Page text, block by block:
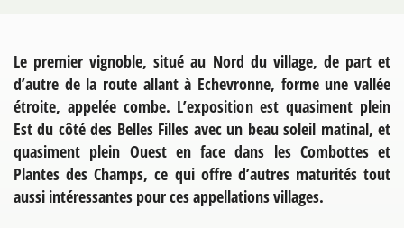
Le premier vignoble, situé au Nord du village, de part et
d’autre de la route allant à Echevronne, forme une vallée
étroite, appelée combe. L’exposition est quasiment plein
Est du côté des Belles Filles avec un beau soleil matinal, et
quasiment plein Ouest en face dans les Combottes et
Plantes des Champs, ce qui offre d’autres maturités tout
aussi intéressantes pour ces appellations villages.